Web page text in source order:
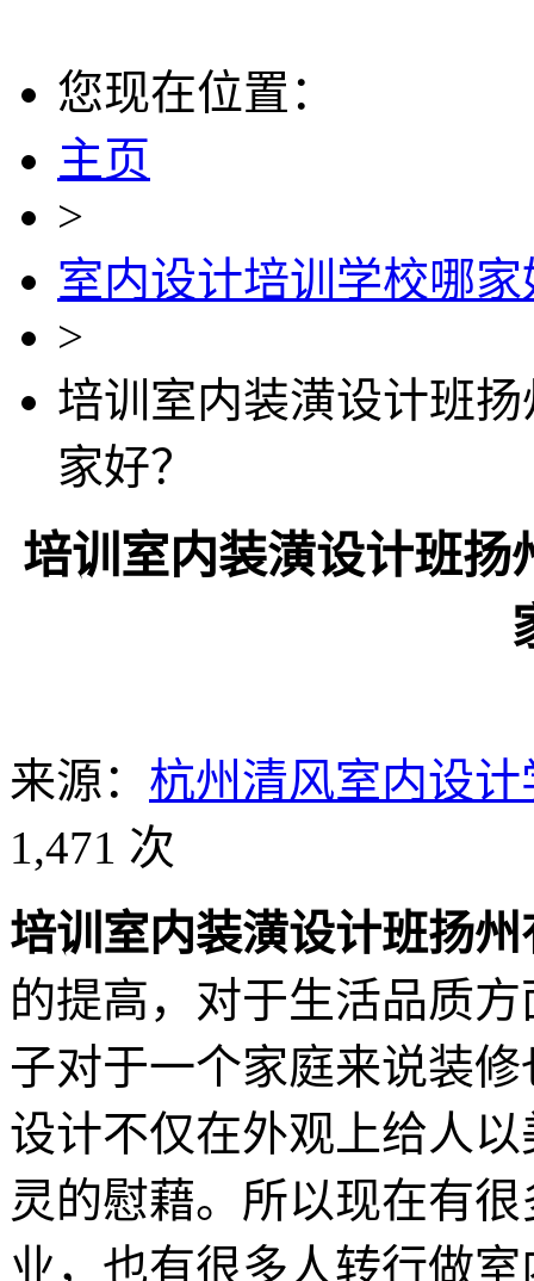
您现在位置：
主页
>
室内设计培训学校哪家
>
培训室内装潢设计班
家好？
培训室内装潢设计班扬
来源： 杭州清风室内设计
1,471 次
培训室内装潢设计班扬州
的提高，对于生活品质
子对于一个家庭来说装
设计不仅在外观上给人
灵的慰藉。所以现在有
业，也有很多人转行做